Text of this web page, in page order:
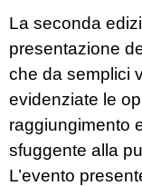
La seconda
presentazione
che da semplici
evidenziate le
raggiungimento
sfuggente alla
L’evento